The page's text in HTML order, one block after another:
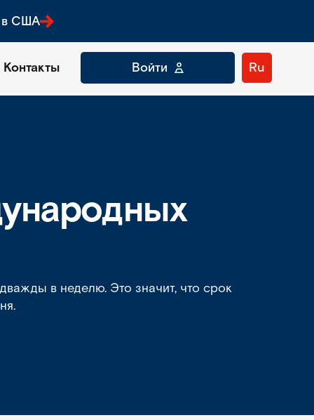
в США
Контакты Войти Ru
в неделю. Это значит, что срок